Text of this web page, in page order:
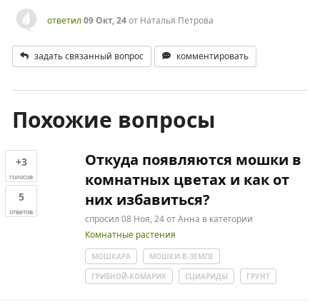
ответил 09 Окт, 24от Наталья Петрова
задать связанный вопрос комментировать
Похожие вопросы
+3
голосов
5
ответов
Откуда появляются мошки в
комнатных цветах и как от
них избавиться?
спросил 08 Ноя, 24 отАнна в категории
Комнатные растения
МОШКАРА
МОШКИ-В-ЗЕМЛЕ
ГРИБНОЙ-КОМАРИК
СЦИАРИДЫ ГРУНТ